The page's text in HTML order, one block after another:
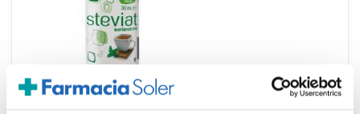
SORIA NATURAL 5.33€